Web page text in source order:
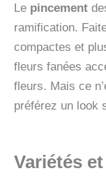
Le pincement
ramification.
compactes et
fleurs fanées
fleurs. Mais ce
préférez un look
Variétés